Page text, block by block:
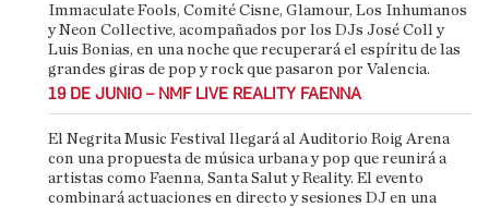
Immaculate Fools, Comité Cisne, Glamour, Los Inhumanos
y Neon Collective, acompañados por los DJs José Coll y
Luis Bonias, en una noche que recuperará el espíritu de las
grandes giras de pop y rock que pasaron por Valencia.
19 DE JUNIO – NMF LIVE REALITY FAENNA
El Negrita Music Festival llegará al Auditorio Roig Arena
con una propuesta de música urbana y pop que reunirá a
artistas como Faenna, Santa Salut y Reality. El evento
combinará actuaciones en directo y sesiones DJ en una